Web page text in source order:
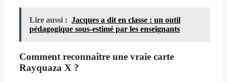
Lire aussi : Jacques a dit en classe : un outil
pédagogique sous-estimé par les enseignants
Comment reconnaître une vraie carte
Rayquaza X ?